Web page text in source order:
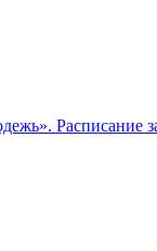
Расписание